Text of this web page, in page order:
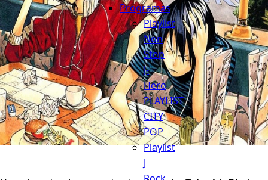
Programas
Playlist
Non
Stop
J-
Hero
PLAYLIST
CITY
POP
Playlist
J